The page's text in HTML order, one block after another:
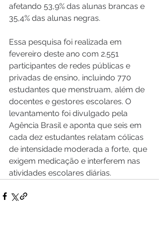
afetando 53,9% das alunas brancas e
35,4% das alunas negras.
Essa pesquisa foi realizada em
fevereiro deste ano com 2.551
participantes de redes públicas e
privadas de ensino, incluindo 770
estudantes que menstruam, além de
docentes e gestores escolares. O
levantamento foi divulgado pela
Agência Brasil e aponta que seis em
cada dez estudantes relatam cólicas
de intensidade moderada a forte, que
exigem medicação e interferem nas
atividades escolares diárias.